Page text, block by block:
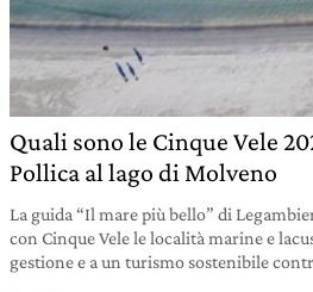
Quali sono le Cinque Vele
Pollica al lago di Molveno
La guida “Il mare più bello” di
con Cinque Vele le località marine e
gestione e a un turismo sostenibile